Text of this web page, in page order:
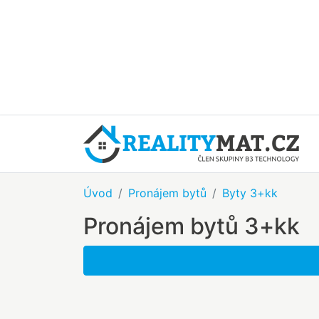
Úvod Pronájem bytů Byty 3+kk
Pronájem bytů 3+kk